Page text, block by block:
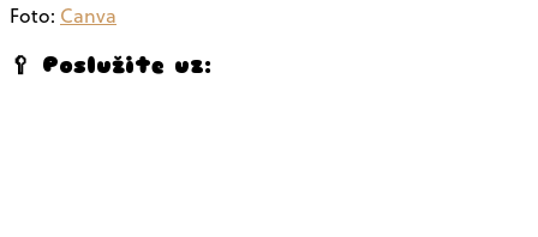
Foto: Canva
🥄 Poslužite uz: